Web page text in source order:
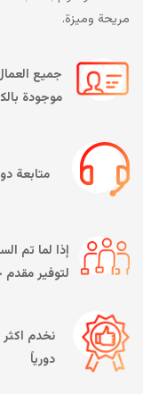
مريحة وميزة.
جميع
موجودة
متابعة
إذا لما تم
لتوفير
دورياً